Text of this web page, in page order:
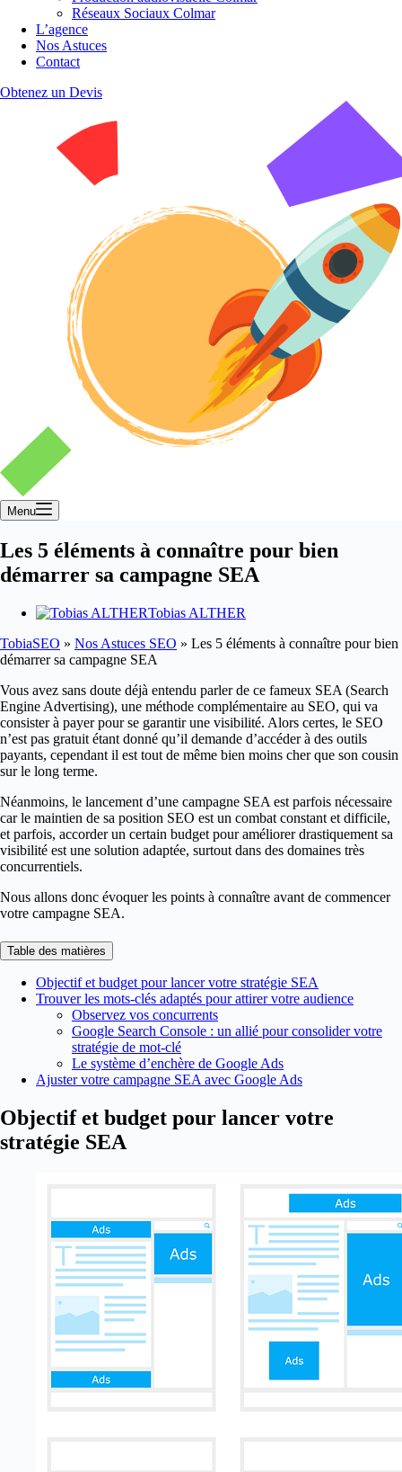
Réseaux Sociaux Colmar
L’agence
Nos Astuces
Contact
Obtenez un Devis
Menu
Les 5 éléments à connaître pour bien
démarrer sa campagne SEA
Tobias ALTHER
TobiaSEO » Nos Astuces SEO » Les 5 éléments à connaître pour bien
démarrer sa campagne SEA
Vous avez sans doute déjà entendu parler de ce fameux SEA (Search
Engine Advertising), une méthode complémentaire au SEO, qui va
consister à payer pour se garantir une visibilité. Alors certes, le SEO
n’est pas gratuit étant donné qu’il demande d’accéder à des outils
payants, cependant il est tout de même bien moins cher que son cousin
sur le long terme.
Néanmoins, le lancement d’une campagne SEA est parfois nécessaire
car le maintien de sa position SEO est un combat constant et difficile,
et parfois, accorder un certain budget pour améliorer drastiquement sa
visibilité est une solution adaptée, surtout dans des domaines très
concurrentiels.
Nous allons donc évoquer les points à connaître avant de commencer
votre campagne SEA.
Table des matières
Objectif et budget pour lancer votre stratégie SEA
Trouver les mots-clés adaptés pour attirer votre audience
Observez vos concurrents
Google Search Console : un allié pour consolider votre
stratégie de mot-clé
Le système d’enchère de Google Ads
Ajuster votre campagne SEA avec Google Ads
Objectif et budget pour lancer votre
stratégie SEA